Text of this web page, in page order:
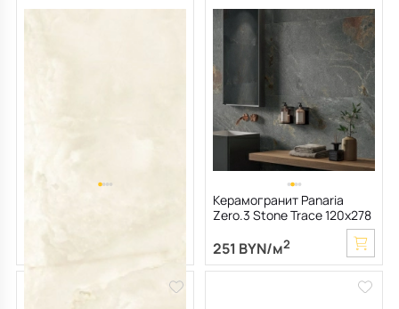
Almond, 6,5 мм
Керамогранит Panaria
Zero.3 Stone Trace 120х278
251 BYN/м2